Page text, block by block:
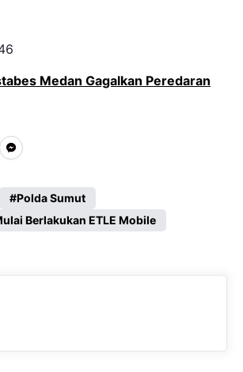
Medan Gagalkan Peredaran
M
s
s
n
r
Polda Sumut
Berlakukan ETLE Mobile